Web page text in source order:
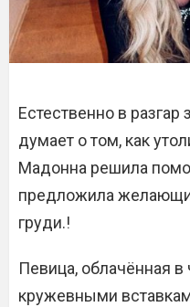
Естественно в
думает о том, как
Мадонна решила
предложила
груди.!
Певица, облачённая
кружевными